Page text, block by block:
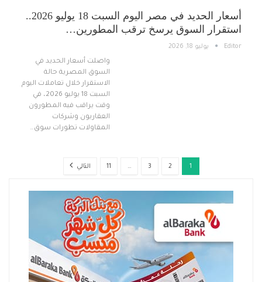
أسعار الحديد في مصر اليوم السبت 18 يوليو 2026..
استقرار السوق يرسخ ترقب المطورين…
Editor يوليو 18, 2026
واصلت أسعار الحديد في
السوق المصرية حالة
الاستقرار خلال تعاملات اليوم
السبت 18 يوليو 2026، في
وقت يراقب فيه المطورون
العقاريون وشركات
المقاولات تطورات سوق…
1
2
3
…
11 التالي